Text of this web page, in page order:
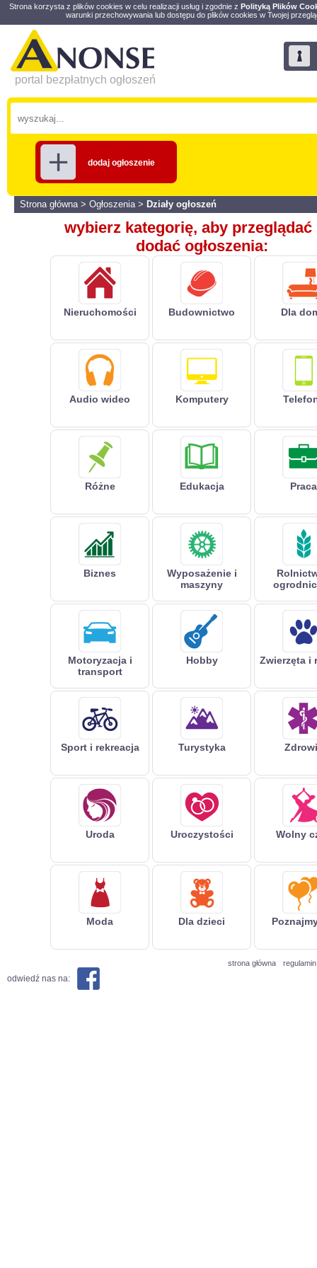
Strona korzysta z plików cookies w celu realizacji usług i zgodnie z Polityką Plików
warunki przechowywania lub dostępu do plików cookies w Twojej
portal bezpłatnych ogłoszeń
dodaj ogłoszenie
Strona główna> Ogłoszenia > Działy ogłoszeń
wybierz kategorię, aby przeglądać
dodać ogłoszenia:
Nieruchomości Budownictwo Dla
Audio wideo Komputery
Różne Edukacja Praca
Biznes
Wyposażenie i
maszyny
Motoryzacja i
transport
Hobby Zwierzęta i
Sport i rekreacja Turystyka
Uroda Uroczystości Wolny
Moda Dla dzieci
strona główna regulamin
odwiedź nas na: